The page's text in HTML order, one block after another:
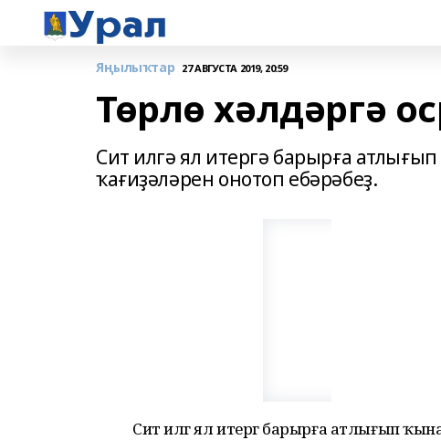
Яңылыҡтар 27 АВГУСТА 2019, 20:59
Төрлө хәлдәргә
Сит илгә ял итергә барырға
ҡағиҙәләрен онотоп ебәрәбеҙ.
Сит илгә ял итергә барырға атлығып ҡына